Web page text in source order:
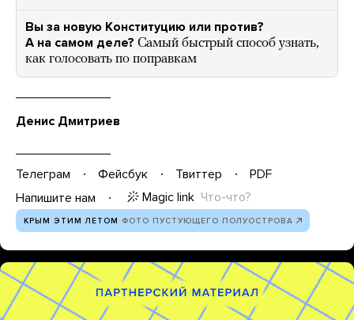
Вы за новую Конституцию или против?
А на самом деле? Самый быстрый способ узнать,
как голосовать по поправкам
Денис Дмитриев
Телеграм Фейсбук Твиттер
PDF
Напишите нам
Magic link Что-что?
КРЫМ ЭТИМ ЛЕТОМ ФОТО ПУСТУЮЩЕГО ПОЛУОСТРОВА